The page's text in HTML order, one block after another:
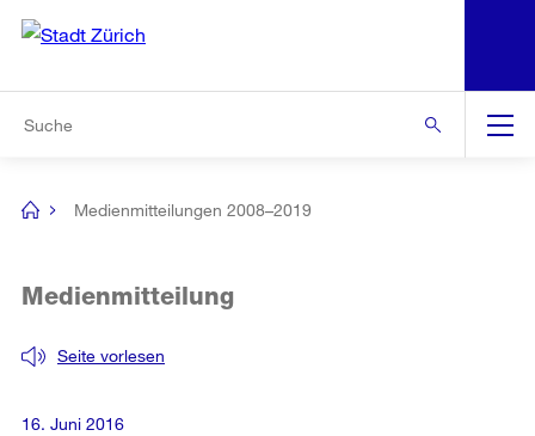
Navigation
[no
Medienmitteilungen 2008–2019
Seite vorlesen
Medienmitteilung
16. Juni 2016